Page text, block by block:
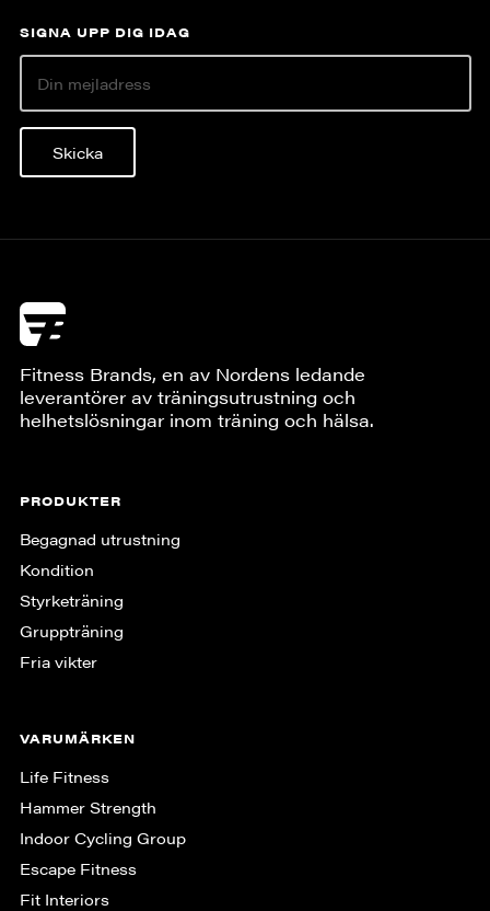
SIGNA UPP DIG IDAG
Skicka
Fitness Brands, en av Nordens ledande
leverantörer av träningsutrustning och
helhetslösningar inom träning och hälsa.
PRODUKTER
Begagnad utrustning
Kondition
Styrketräning
Gruppträning
Fria vikter
VARUMÄRKEN
Life Fitness
Hammer Strength
Indoor Cycling Group
Escape Fitness
Fit Interiors